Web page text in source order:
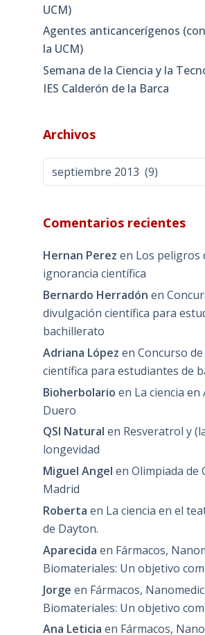
UCM)
Agentes anticancerígenos
la UCM)
Semana de la Ciencia y la
IES Calderón de la Barca
Archivos
Archivos
Comentarios recientes
Hernan Perez en Los peligros
ignorancia científica
Bernardo Herradón en
divulgación científica para
bachillerato
Adriana López en Concurso
científica para estudiantes de
Bioherbolario en La ciencia en
Duero
QSI Natural en Resveratrol y
longevidad
Miguel Angel en Olimpiada de
Madrid
Roberta en La ciencia en el
de Dayton.
Aparecida en Fármacos,
Biomateriales: Un objetivo
Jorge en Fármacos,
Biomateriales: Un objetivo
Ana Leticia en Fármacos,